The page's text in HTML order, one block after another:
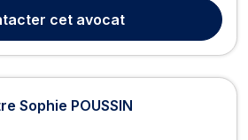
la famille, Maître Isabelle BARDOUT-
expert en ce doma...
cet avocat
Sophie POUSSIN